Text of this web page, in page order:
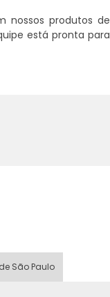
nossos produtos de
está pronta para
São Paulo